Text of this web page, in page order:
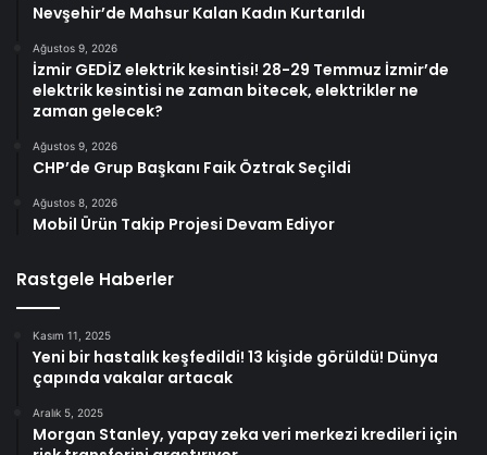
Nevşehir’de Mahsur Kalan Kadın Kurtarıldı
Ağustos 9, 2026
İzmir GEDİZ elektrik kesintisi! 28-29 Temmuz İzmir’de
elektrik kesintisi ne zaman bitecek, elektrikler ne
zaman gelecek?
Ağustos 9, 2026
CHP’de Grup Başkanı Faik Öztrak Seçildi
Ağustos 8, 2026
Mobil Ürün Takip Projesi Devam Ediyor
Rastgele Haberler
Kasım 11, 2025
Yeni bir hastalık keşfedildi! 13 kişide görüldü! Dünya
çapında vakalar artacak
Aralık 5, 2025
Morgan Stanley, yapay zeka veri merkezi kredileri için